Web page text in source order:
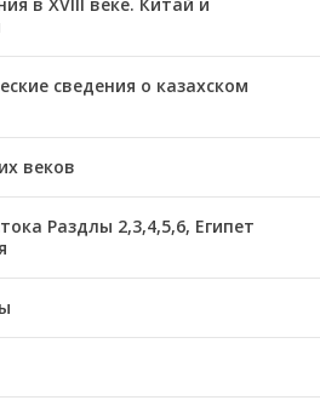
сведения о казахском
веков
Раздлы 2,3,4,5,6, Египет